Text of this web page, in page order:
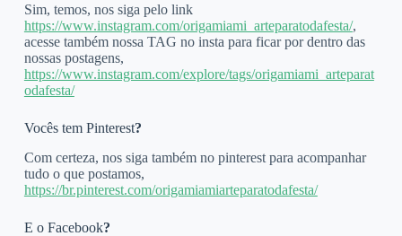
Sim, temos, nos siga pelo link
https://www.instagram.com/origamiami_arteparatodafesta/,
acesse também nossa TAG no insta para ficar por dentro das
nossas postagens,
https://www.instagram.com/explore/tags/origamiami_arteparat
odafesta/
Vocês tem Pinterest?
Com certeza, nos siga também no pinterest para acompanhar
tudo o que postamos,
https://br.pinterest.com/origamiamiarteparatodafesta/
E o Facebook?